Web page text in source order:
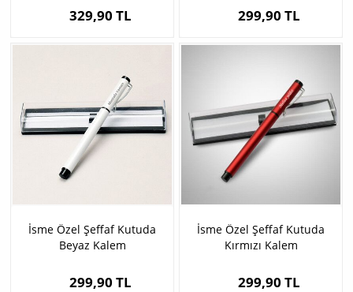
329,90 TL 299,90 TL
İsme Özel Şeffaf Kutuda
Beyaz Kalem
299,90 TL
İsme Özel Şeffaf Kutuda
Kırmızı Kalem
299,90 TL